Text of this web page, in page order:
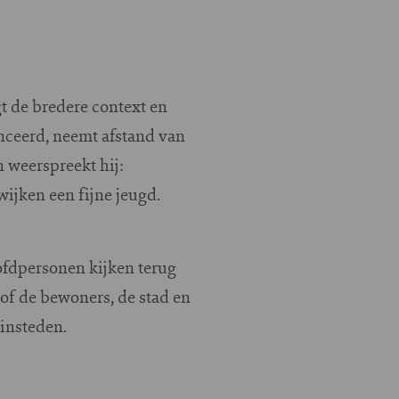
de bredere context en
neemt afstand van
weerspreekt hij:
een fijne jeugd.
kijken terug
de bewoners, de stad en